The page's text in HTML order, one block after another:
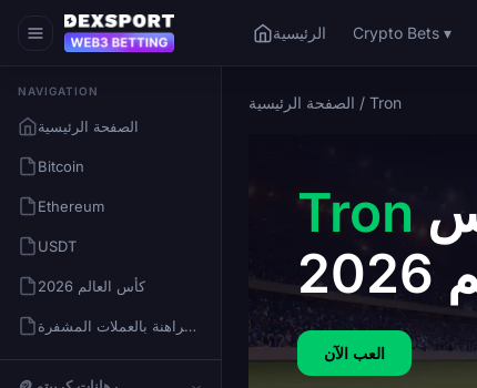
الرئيسية Crypto Bets ▾
NAVIGATION
الصفحة الرئيسية
Bitcoin
Ethereum
USDT
كأس العالم 2026
كيفية المراهنة بالعملات المشفرة
الصفحة الرئيسية / Tron
Tronمراهنات كأس
العب الآن